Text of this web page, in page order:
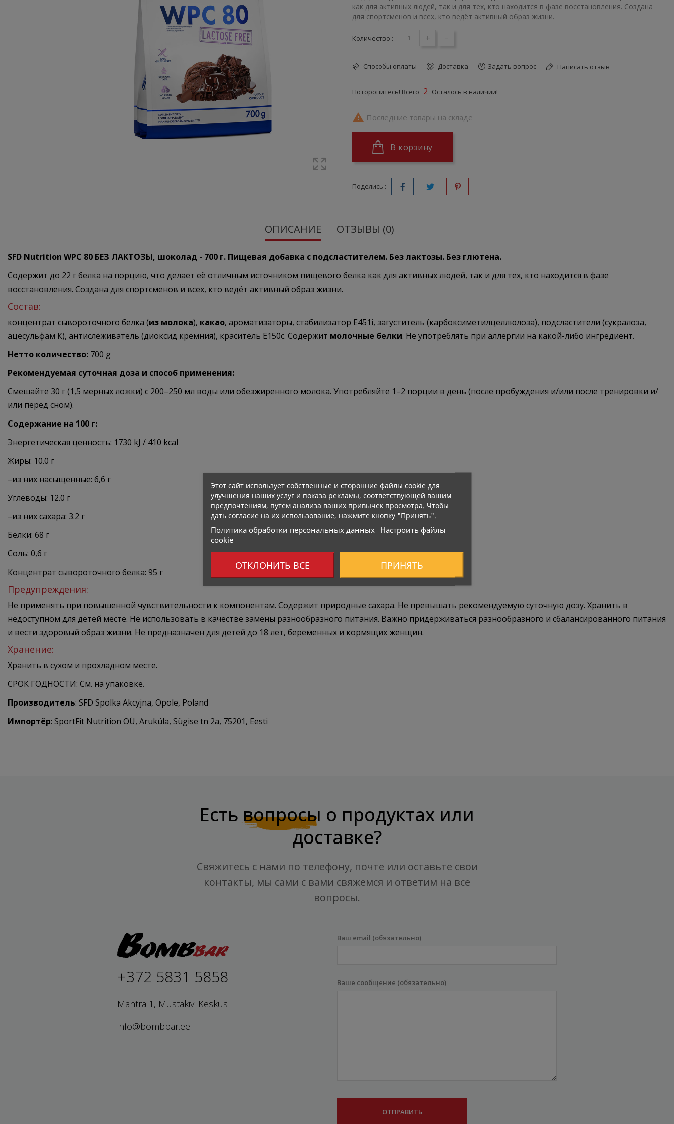
как для активных людей, так и для тех, кто находится в фазе восстановления. Создана
для спортсменов и всех, кто ведёт активный образ жизни.
Количество : + -
Способы оплаты Доставка Задать вопрос Написать отзыв
Поторопитесь! Всего 2 Осталось в наличии!
 Последние товары на складе
В корзину
Поделись :
ОПИСАНИЕ ОТЗЫВЫ (0)
SFD Nutrition WPC 80 БЕЗ ЛАКТОЗЫ, шоколад - 700 г. Пищевая добавка с подсластителем. Без лактозы. Без глютена.
Содержит до 22 г белка на порцию, что делает её отличным источником пищевого белка как для активных людей, так и для тех, кто находится в фазе
восстановления. Создана для спортсменов и всех, кто ведёт активный образ жизни.
Состав:
концентрат сывороточного белка (из молока), какао, ароматизаторы, стабилизатор E451i, загуститель (карбоксиметилцеллюлоза), подсластители (сукралоза,
ацесульфам К), антислёживатель (диоксид кремния), краситель E150c. Содержит молочные белки. Не употреблять при аллергии на какой-либо ингредиент.
Нетто количество: 700 g
Рекомендуемая суточная доза и способ применения:
Смешайте 30 г (1,5 мерных ложки) с 200–250 мл воды или обезжиренного молока. Употребляйте 1–2 порции в день (после пробуждения и/или после тренировки и/
или перед сном).
Содержание на 100 г:
Энергетическая ценность: 1730 kJ / 410 kcal
Жиры: 10.0 г
–из них насыщенные: 6,6 г
Углеводы: 12.0 г
–из них сахара: 3.2 г
Белки: 68 г
Соль: 0,6 г
Концентрат сывороточного белка: 95 г
Предупреждения:
Не применять при повышенной чувствительности к компонентам. Содержит природные сахара. Не превышать рекомендуемую суточную дозу. Хранить в
недоступном для детей месте. Не использовать в качестве замены разнообразного питания. Важно придерживаться разнообразного и сбалансированного питания
и вести здоровый образ жизни. Не предназначен для детей до 18 лет, беременных и кормящих женщин.
Хранение:
Хранить в сухом и прохладном месте.
СРОК ГОДНОСТИ: См. на упаковке.
Производитель: SFD Spolka Akcyjna, Opole, Poland
Импортёр: SportFit Nutrition OÜ, Aruküla, Sügise tn 2a, 75201, Eesti
Есть вопросы о продуктах или
доставке?
Свяжитесь с нами по телефону, почте или оставьте свои
контакты, мы сами с вами свяжемся и ответим на все
вопросы.
+372 5831 5858
Mahtra 1, Mustakivi Keskus
info@bombbar.ee
Ваш email (обязательно)
Ваше сообщение (обязательно)
Этот сайт использует собственные и сторонние файлы cookie для
улучшения наших услуг и показа рекламы, соответствующей вашим
предпочтениям, путем анализа ваших привычек просмотра. Чтобы
дать согласие на их использование, нажмите кнопку "Принять".
Политика обработки персональных данных
Настроить файлы
cookie
ОТКЛОНИТЬ ВСЕ ПРИНЯТЬ